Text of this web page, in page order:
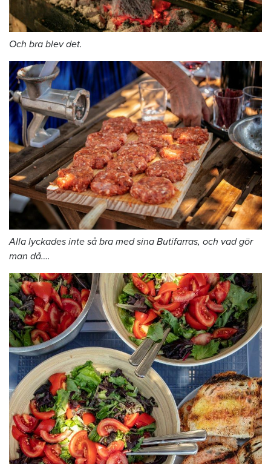
Och bra blev det.
Alla lyckades inte så bra med sina Butifarras, och vad gör
man då….